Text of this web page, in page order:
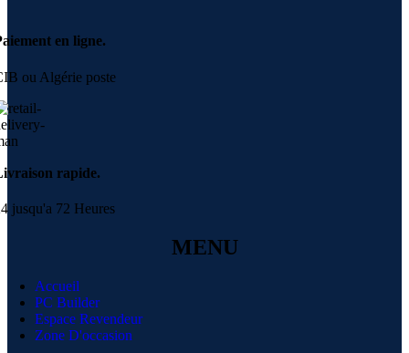
en ligne.
ou Algérie poste
rapide.
jusqu'a 72 Heures
MENU
Accueil
PC Builder
Espace Revendeur
Zone D'occasion